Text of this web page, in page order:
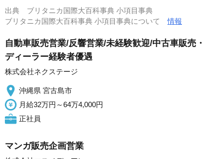
出典 ブリタニカ国際大百科事典 小項目事典
ブリタニカ国際大百科事典 小項目事典について情報
自動車販売営業/反響営業/未経験歓迎/中古車販売・
ディーラー経験者優遇
株式会社ネクステージ
沖縄県 宮古島市
月給32万円～64万4,000円
正社員
マンガ販売企画営業